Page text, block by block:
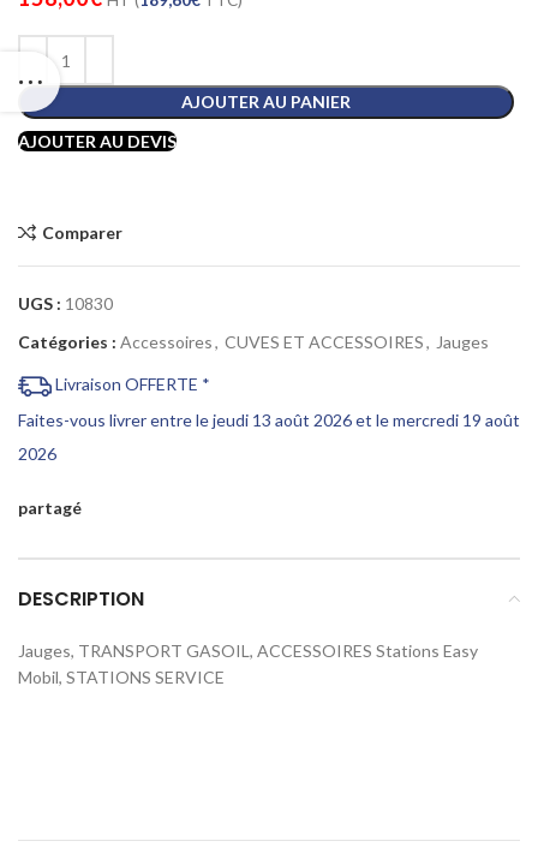
AJOUTER AU PANIER
AJOUTER AU DEVIS
Comparer
UGS : 10830
Catégories : Accessoires, CUVES ET ACCESSOIRES, Jauges
Livraison OFFERTE *
Faites-vous livrer entre le jeudi 13 août 2026 et le mercredi 19 août
2026
partagé
DESCRIPTION
Jauges, TRANSPORT GASOIL, ACCESSOIRES Stations Easy
Mobil, STATIONS SERVICE